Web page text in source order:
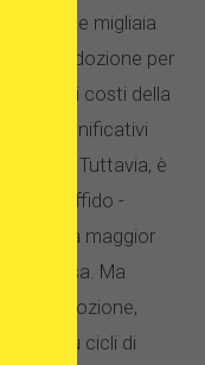
a diverse migliaia
di adozione per
caso e i costi della
più significativi
Tuttavia, è
dall'affido -
e nella maggior
tassa. Ma
di adozione,
di più cicli di